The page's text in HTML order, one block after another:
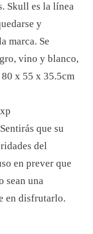
Skull es la línea
y
marca. Se
vino y blanco,
x 55 x 35.5cm
Sentirás que su
del
en prever que
sean una
en disfrutarlo.